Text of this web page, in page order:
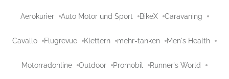
Aerokurier Auto Motor und Sport BikeX Caravaning
Cavallo Flugrevue Klettern mehr-tanken Men's Health
Motorradonline Outdoor Promobil Runner's World